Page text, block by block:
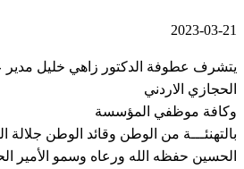
2023-
عطوفة الدكتور زاهي خليل مدير عام
الاردني
موظفي المؤسسة
من الوطن وقائد الوطن جلالة الملك
حفظه الله ورعاه وسمو الأمير الحسين